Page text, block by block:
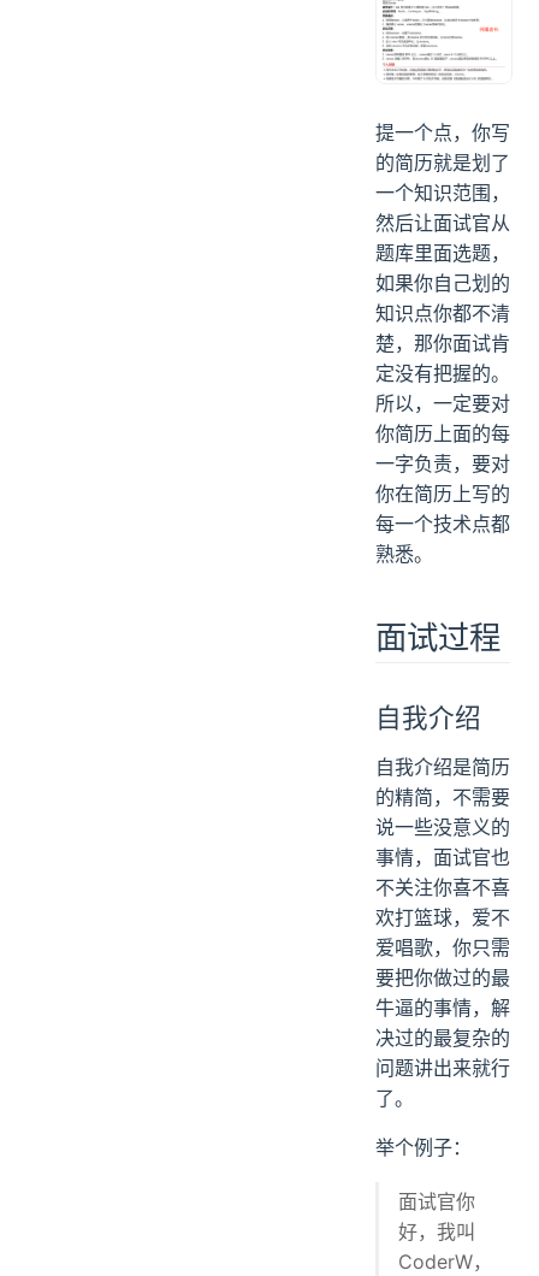
提一个点，你写
的简历就是划了
一个知识范围，
然后让面试官从
题库里面选题，
如果你自己划的
知识点你都不清
楚，那你面试肯
定没有把握的。
所以，一定要对
你简历上面的每
一字负责，要对
你在简历上写的
每一个技术点都
熟悉。
面试过程
自我介绍
自我介绍是简历
的精简，不需要
说一些没意义的
事情，面试官也
不关注你喜不喜
欢打篮球，爱不
爱唱歌，你只需
要把你做过的最
牛逼的事情，解
决过的最复杂的
问题讲出来就行
了。
举个例子：
面试官你
好，我叫
CoderW，